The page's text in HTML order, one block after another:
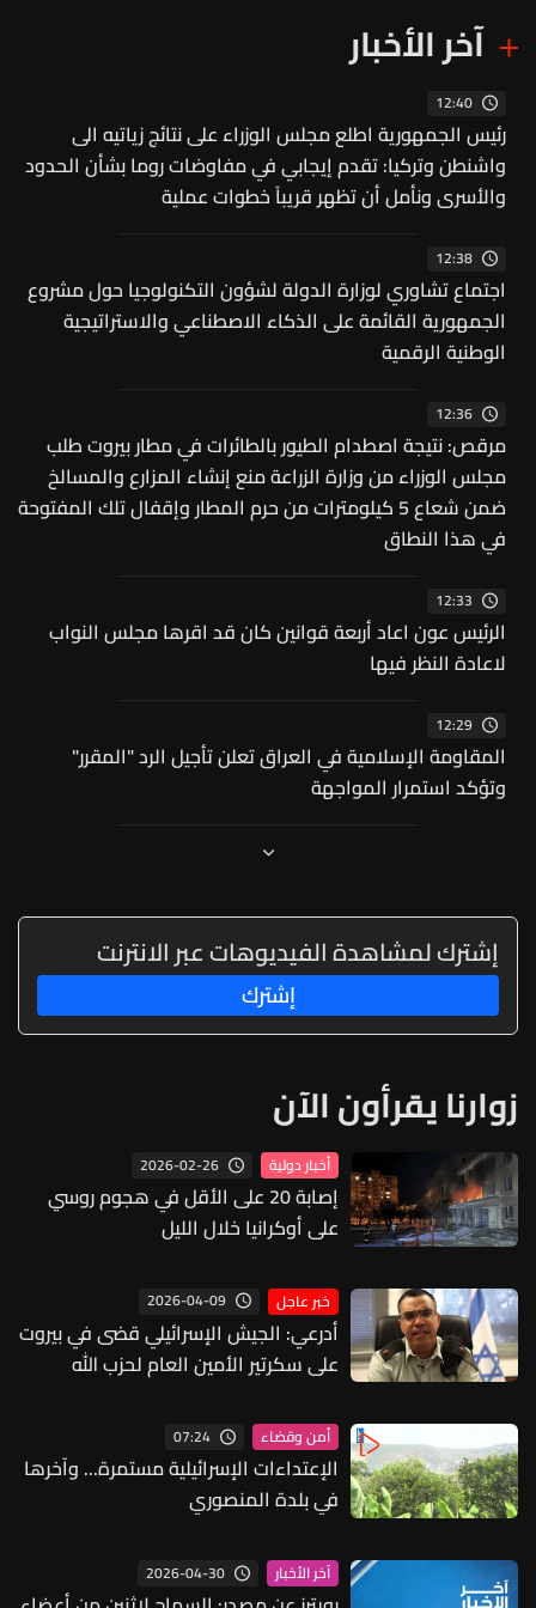
آخر الأخبار
12:40
رئيس الجمهورية اطلع مجلس الوزراء على نتائج زياتيه الى
واشنطن وتركيا: تقدم إيجابي في مفاوضات روما بشأن الحدود
والأسرى ونأمل أن تظهر قريباً خطوات عملية
12:38
اجتماع تشاوري لوزارة الدولة لشؤون التكنولوجيا حول مشروع
الجمهورية القائمة على الذكاء الاصطناعي والاستراتيجية
الوطنية الرقمية
12:36
مرقص: نتيجة اصطدام الطيور بالطائرات في مطار بيروت طلب
مجلس الوزراء من وزارة الزراعة منع إنشاء المزارع والمسالخ
ضمن شعاع 5 كيلومترات من حرم المطار وإقفال تلك المفتوحة
في هذا النطاق
12:33
الرئيس عون اعاد أربعة قوانين كان قد اقرها مجلس النواب
لاعادة النظر فيها
12:29
المقاومة الإسلامية في العراق تعلن تأجيل الرد "المقرر"
وتؤكد استمرار المواجهة
إشترك لمشاهدة الفيديوهات عبر الانترنت
إشترك
زوارنا يقرأون الآن
أخبار دولية 2026-02-26
إصابة 20 على الأقل في هجوم روسي
على أوكرانيا خلال الليل
خبر عاجل 2026-04-09
أدرعي: الجيش الإسرائيلي قضى في بيروت
على سكرتير الأمين العام لحزب الله
أمن وقضاء 07:24
الإعتداءات الإسرائيلية مستمرة... وآخرها
في بلدة المنصوري
آخر الأخبار 2026-04-30